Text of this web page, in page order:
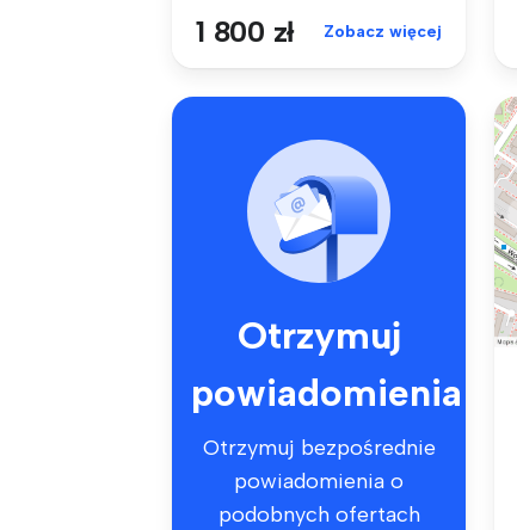
1 800 zł Zobacz więcej
Otrzymuj
powiadomienia
Otrzymuj bezpośrednie
powiadomienia o
podobnych ofertach